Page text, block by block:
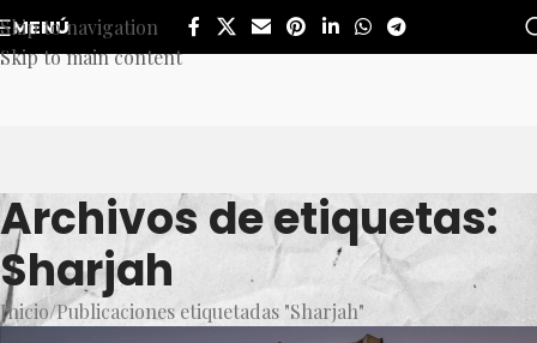
Skip to navigation
Skip to main content
MENÚ
Archivos de etiquetas:
Sharjah
Inicio Publicaciones etiquetadas "Sharjah"